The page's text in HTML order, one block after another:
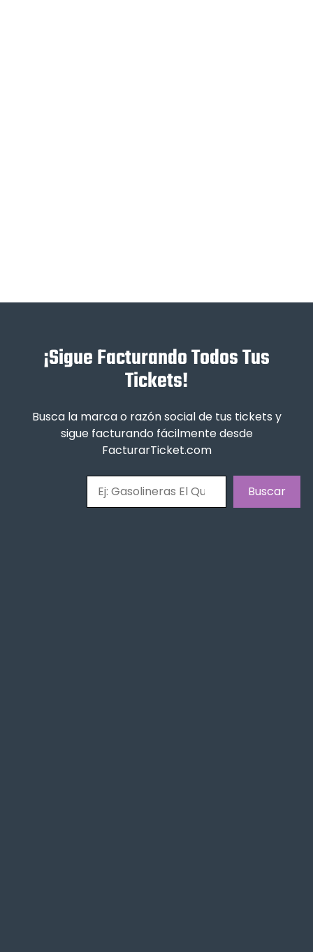
¡Sigue Facturando Todos Tus
Tickets!
Busca la marca o razón social de tus tickets y
sigue facturando fácilmente desde
FacturarTicket.com
Buscar
Buscar